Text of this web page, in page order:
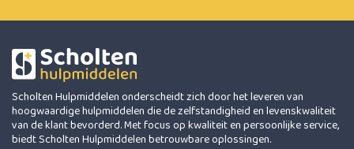
Scholten Hulpmiddelen onderscheidt zich door het leveren van
hoogwaardige hulpmiddelen die de zelfstandigheid en levenskwaliteit
van de klant bevorderd. Met focus op kwaliteit en persoonlijke service,
biedt Scholten Hulpmiddelen betrouwbare oplossingen.